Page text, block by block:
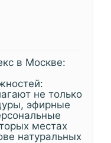
в Москве:
не только
эфирные
местах
натуральных